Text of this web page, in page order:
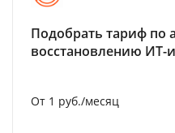
Подобрать тариф по
восстановлению ИТ-
От 1 руб./месяц